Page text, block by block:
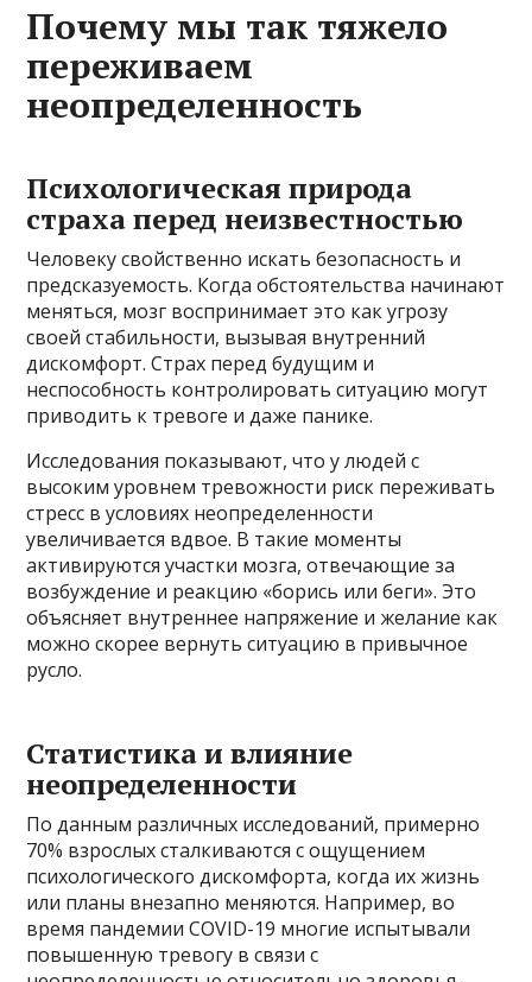
Почему мы так тяжело
переживаем
неопределенность
Психологическая природа
страха перед неизвестностью
Человеку свойственно искать безопасность и
предсказуемость. Когда обстоятельства начинают
меняться, мозг воспринимает это как угрозу
своей стабильности, вызывая внутренний
дискомфорт. Страх перед будущим и
неспособность контролировать ситуацию могут
приводить к тревоге и даже панике.
Исследования показывают, что у людей с
высоким уровнем тревожности риск переживать
стресс в условиях неопределенности
увеличивается вдвое. В такие моменты
активируются участки мозга, отвечающие за
возбуждение и реакцию «борись или беги». Это
объясняет внутреннее напряжение и желание как
можно скорее вернуть ситуацию в привычное
русло.
Статистика и влияние
неопределенности
По данным различных исследований, примерно
70% взрослых сталкиваются с ощущением
психологического дискомфорта, когда их жизнь
или планы внезапно меняются. Например, во
время пандемии COVID-19 многие испытывали
повышенную тревогу в связи с